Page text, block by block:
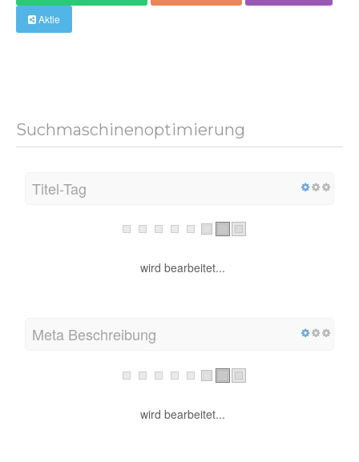
Aktie
Suchmaschinenoptimierung
Titel-Tag
wird bearbeitet...
Meta Beschreibung
wird bearbeitet...